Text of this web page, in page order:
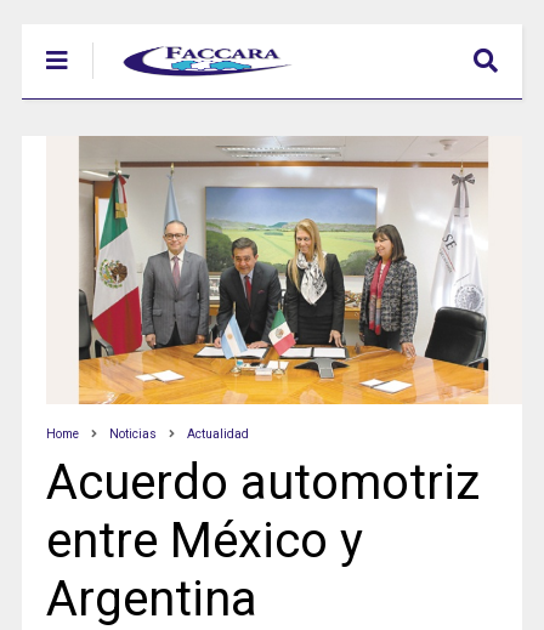
Home Noticias Actualidad
Acuerdo automotriz
entre México y
Argentina